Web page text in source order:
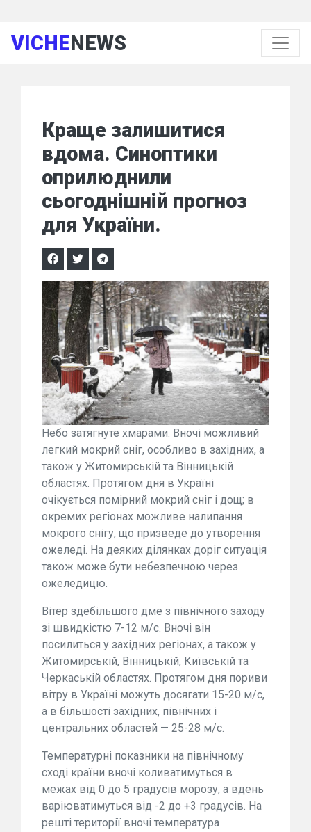
VICHENEWS
Краще залишитися
вдома. Синоптики
оприлюднили
сьогоднішній прогноз
для України.
Небо затягнуте хмарами. Вночі можливий
легкий мокрий сніг, особливо в західних, а
також у Житомирській та Вінницькій
областях. Протягом дня в Україні
очікується помірний мокрий сніг і дощ; в
окремих регіонах можливе налипання
мокрого снігу, що призведе до утворення
ожеледі. На деяких ділянках доріг ситуація
також може бути небезпечною через
ожеледицю.
Вітер здебільшого дме з північного заходу
зі швидкістю 7-12 м/с. Вночі він
посилиться у західних регіонах, а також у
Житомирській, Вінницькій, Київській та
Черкаській областях. Протягом дня пориви
вітру в Україні можуть досягати 15-20 м/с,
а в більшості західних, північних і
центральних областей — 25-28 м/с.
Температурні показники на північному
сході країни вночі коливатимуться в
межах від 0 до 5 градусів морозу, а вдень
варіюватимуться від -2 до +3 градусів. На
решті території вночі температура